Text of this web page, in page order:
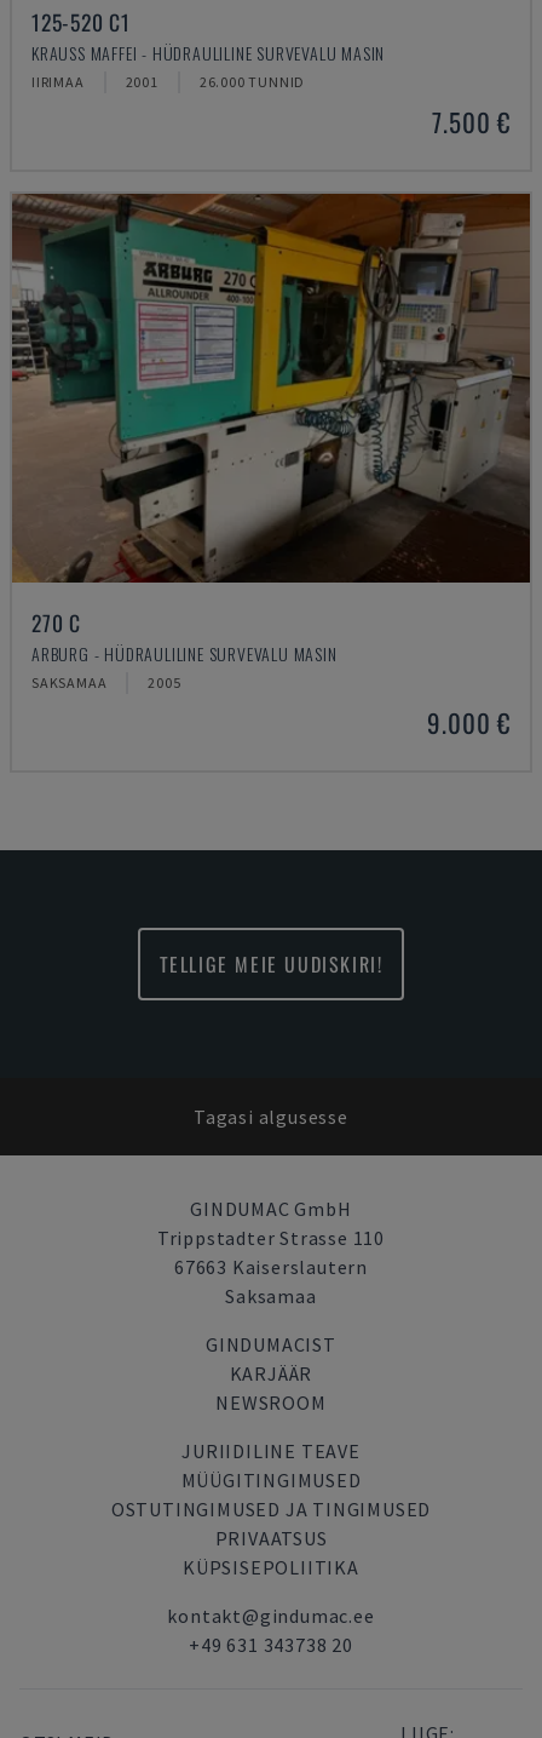
125-520 C1
KRAUSS MAFFEI - HÜDRAULILINE SURVEVALU MASIN
IIRIMAA 2001 26.000 TUNNID
7.500 €
270 C
ARBURG - HÜDRAULILINE SURVEVALU MASIN
SAKSAMAA 2005
9.000 €
TELLIGE MEIE UUDISKIRI!
Tagasi algusesse
GINDUMAC GmbH
Trippstadter Strasse 110
67663 Kaiserslautern
Saksamaa
GINDUMACIST
KARJÄÄR
NEWSROOM
JURIIDILINE TEAVE
MÜÜGITINGIMUSED
OSTUTINGIMUSED JA TINGIMUSED
PRIVAATSUS
KÜPSISEPOLIITIKA
kontakt@gindumac.ee
+49 631 343738 20
LIIGE: